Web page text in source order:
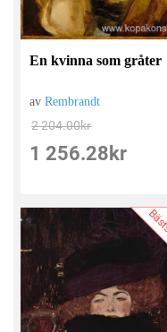
En kvinna som gråter
avRembrandt
2 204.00kr
1 256.28 kr